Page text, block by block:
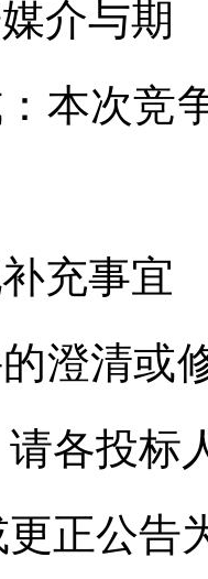
介与期
本次竞
充事宜
澄清或
各投标
正公告